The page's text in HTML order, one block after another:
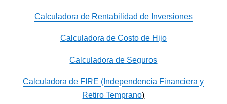
Calculadora de Rentabilidad de Inversiones
Calculadora de Costo de Hijo
Calculadora de Seguros
Calculadora de FIRE (Independencia Financiera y
Retiro Temprano)